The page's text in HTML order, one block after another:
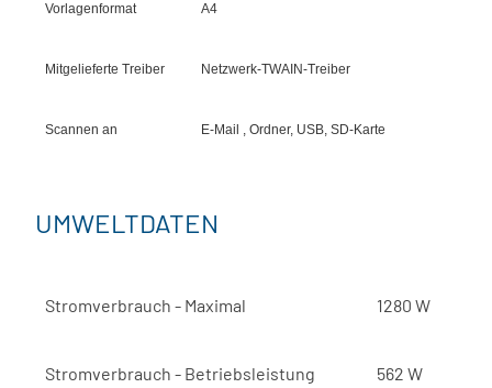
Vorlagenformat A4
Mitgelieferte Treiber Netzwerk-TWAIN-Treiber
Scannen an E-Mail , Ordner, USB, SD-Karte
UMWELTDATEN
Stromverbrauch - Maximal 1280 W
Stromverbrauch - Betriebsleistung 562 W